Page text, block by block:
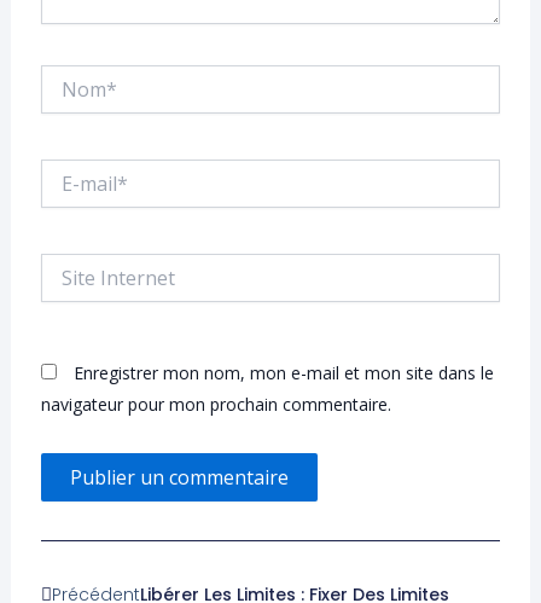
mail*
Internet
Enregistrer mon nom, mon e-mail et mon site dans le
navigateur pour mon prochain commentaire.
PrécédentLibérer Les Limites : Fixer Des Limites